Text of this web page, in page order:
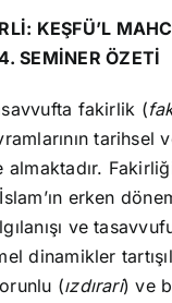
KEŞFÜ’L
SEMİNER ÖZETİ
fakirlik (
tarihsel
almaktadır.
erken
ve
dinamikler
(ızdırari) ve